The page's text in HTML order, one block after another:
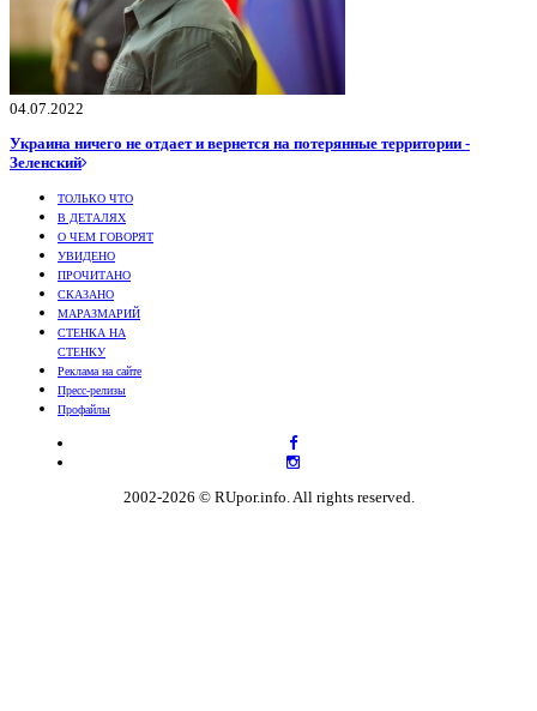
04.07.2022
Украина ничего не отдает и вернется на потерянные территории -
Зеленский
ТОЛЬКО ЧТО
В ДЕТАЛЯХ
О ЧЕМ ГОВОРЯТ
УВИДЕНО
ПРОЧИТАНО
СКАЗАНО
МАРАЗМАРИЙ
СТЕНКА НА
СТЕНКУ
Реклама на сайте
Пресс-релизы
Профайлы
2002-2026 © RUpor.info. All rights reserved.